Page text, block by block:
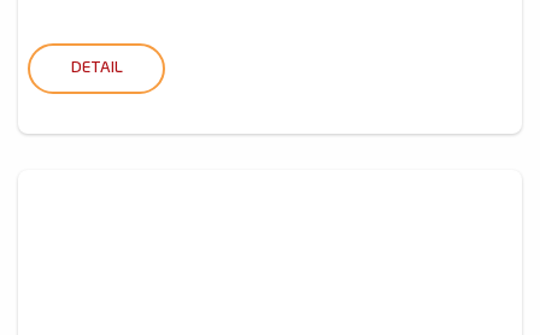
DETAIL